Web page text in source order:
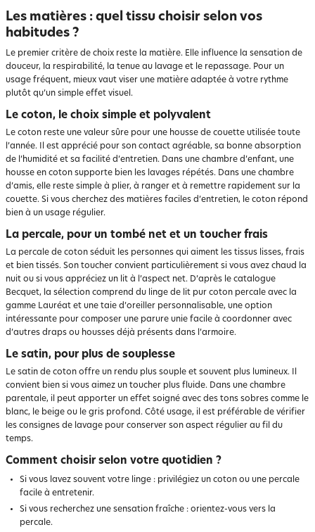
Les matières : quel tissu choisir selon vos
habitudes ?
Le premier critère de choix reste la matière. Elle influence la sensation de
douceur, la respirabilité, la tenue au lavage et le repassage. Pour un
usage fréquent, mieux vaut viser une matière adaptée à votre rythme
plutôt qu’un simple effet visuel.
Le coton, le choix simple et polyvalent
Le coton reste une valeur sûre pour une housse de couette utilisée toute
l’année. Il est apprécié pour son contact agréable, sa bonne absorption
de l’humidité et sa facilité d’entretien. Dans une chambre d’enfant, une
housse en coton supporte bien les lavages répétés. Dans une chambre
d’amis, elle reste simple à plier, à ranger et à remettre rapidement sur la
couette. Si vous cherchez des matières faciles d’entretien, le coton répond
bien à un usage régulier.
La percale, pour un tombé net et un toucher frais
La percale de coton séduit les personnes qui aiment les tissus lisses, frais
et bien tissés. Son toucher convient particulièrement si vous avez chaud la
nuit ou si vous appréciez un lit à l’aspect net. D’après le catalogue
Becquet, la sélection comprend du linge de lit pur coton percale avec la
gamme Lauréat et une taie d’oreiller personnalisable, une option
intéressante pour composer une parure unie facile à coordonner avec
d’autres draps ou housses déjà présents dans l’armoire.
Le satin, pour plus de souplesse
Le satin de coton offre un rendu plus souple et souvent plus lumineux. Il
convient bien si vous aimez un toucher plus fluide. Dans une chambre
parentale, il peut apporter un effet soigné avec des tons sobres comme le
blanc, le beige ou le gris profond. Côté usage, il est préférable de vérifier
les consignes de lavage pour conserver son aspect régulier au fil du
temps.
Comment choisir selon votre quotidien ?
Si vous lavez souvent votre linge : privilégiez un coton ou une percale
facile à entretenir.
Si vous recherchez une sensation fraîche : orientez-vous vers la
percale.